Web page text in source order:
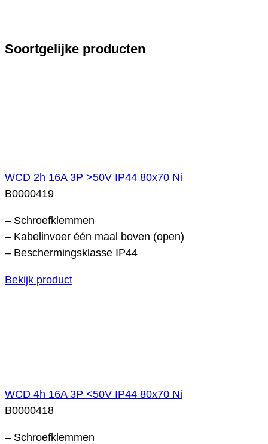
Soortgelijke producten
WCD 2h 16A 3P >50V IP44 80x70 Ni
B0000419
– Schroefklemmen
– Kabelinvoer één maal boven (open)
– Beschermingsklasse IP44
Bekijk product
WCD 4h 16A 3P <50V IP44 80x70 Ni
B0000418
– Schroefklemmen